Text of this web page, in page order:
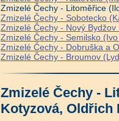
Zmizelé Čechy - Litoměřice
Zmizelé Čechy - Sobotecko
Zmizelé Čechy - Nový
Zmizelé Čechy - Semilsko
Zmizelé Čechy - Dobruška a
Zmizelé Čechy - Broumov
Zmizelé Čechy -
Kotyzová, Oldřich